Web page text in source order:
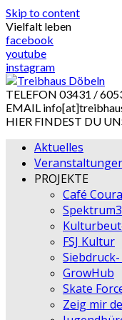
Skip to content
Vielfalt leben
facebook
youtube
instagram
TELEFON 03431 /
EMAIL
HIER FINDEST DU
Aktuelles
PROJEKTE
Café
FSJ Kultur
GrowHub
Skate
Zeig mir